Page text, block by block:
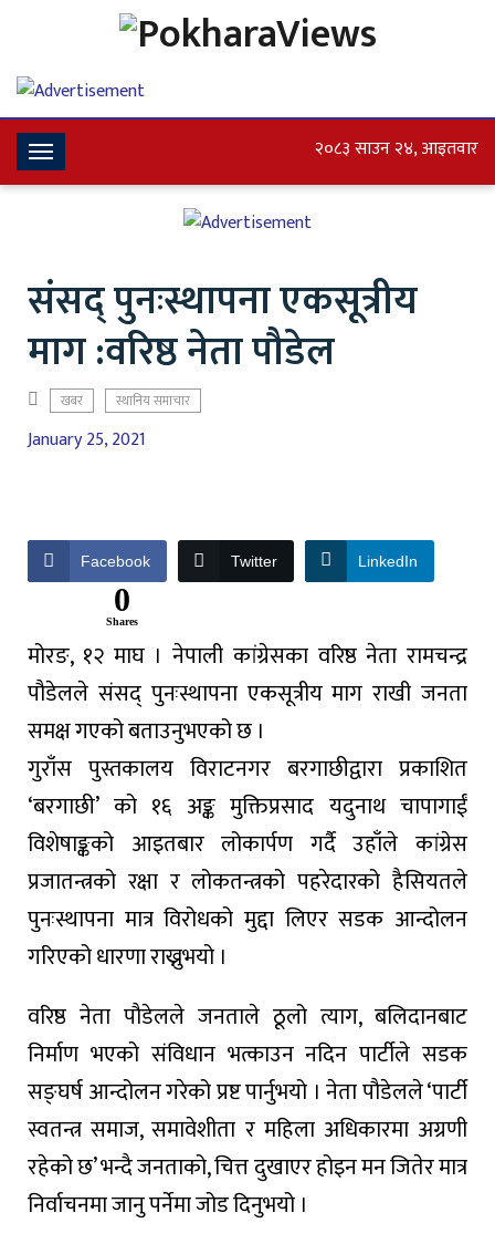
Toggle
Navigation
२०८३ साउन २४, आइतवार
संसद् पुनःस्थापना एकसूत्रीय
माग :वरिष्ठ नेता पौडेल
खबर स्थानिय समाचार
January 25, 2021
Facebook Twitter LinkedIn
0
Shares
मोरङ, १२ माघ । नेपाली कांग्रेसका वरिष्ठ नेता रामचन्द्र
पौडेलले संसद् पुनःस्थापना एकसूत्रीय माग राखी जनता
समक्ष गएको बताउनुभएको छ ।
गुराँस पुस्तकालय विराटनगर बरगाछीद्वारा प्रकाशित
‘बरगाछी’ को १६ अङ्क मुक्तिप्रसाद यदुनाथ चापागाईं
विशेषाङ्कको आइतबार लोकार्पण गर्दै उहाँले कांग्रेस
प्रजातन्त्रको रक्षा र लोकतन्त्रको पहरेदारको हैसियतले
पुनःस्थापना मात्र विरोधको मुद्दा लिएर सडक आन्दोलन
गरिएको धारणा राख्नुभयो ।
वरिष्ठ नेता पौडेलले जनताले ठूलो त्याग, बलिदानबाट
निर्माण भएको संविधान भत्काउन नदिन पार्टीले सडक
सङ्घर्ष आन्दोलन गरेको प्रष्ट पार्नुभयो । नेता पौडेलले ‘पार्टी
स्वतन्त्र समाज, समावेशीता र महिला अधिकारमा अग्रणी
रहेको छ’ भन्दै जनताको, चित्त दुखाएर होइन मन जितेर मात्र
निर्वाचनमा जानु पर्नेमा जोड दिनुभयो ।